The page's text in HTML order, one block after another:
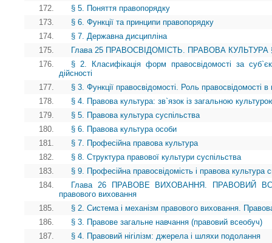
172.
§ 5. Поняття правопорядку
173.
§ 6. Функції та принципи правопорядку
174.
§ 7. Державна дисципліна
175.
Глава 25 ПРАВОСВІДОМІСТЬ. ПРАВОВА КУЛЬТУРА §
176.
§ 2. Класифікація форм правосвідомості за
дійсності
177.
§ 3. Функції правосвідомості. Роль правосвідомості в
178.
§ 4. Правова культура: зв`язок із загальною
179.
§ 5. Правова культура суспільства
180.
§ 6. Правова культура особи
181.
§ 7. Професійна правова культура
182.
§ 8. Структура правової культури суспільства
183.
§ 9. Професійна правосвідомість і правова культура
184.
Глава 26 ПРАВОВЕ ВИХОВАННЯ. ПРАВОВИЙ
правового виховання
185.
§ 2. Система і механізм правового виховання.
186.
§ 3. Правове загальне навчання (правовий всеобуч)
187.
§ 4. Правовий нігілізм: джерела і шляхи подолання